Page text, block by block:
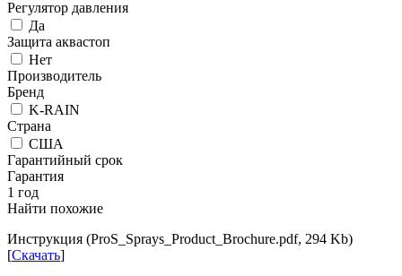
Регулятор давления
Да
Защита аквастоп
Нет
Производитель
Бренд
K-RAIN
Страна
США
Гарантийный срок
Гарантия
1 год
Найти похожие
Инструкция (ProS_Sprays_Product_Brochure.pdf, 294 Kb)
[Скачать]